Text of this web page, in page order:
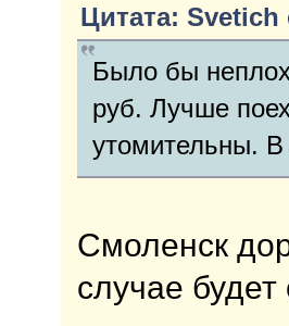
Цитата: Svetich
Было бы
руб. Лучше
утомительны. В
Смоленск
случае будет